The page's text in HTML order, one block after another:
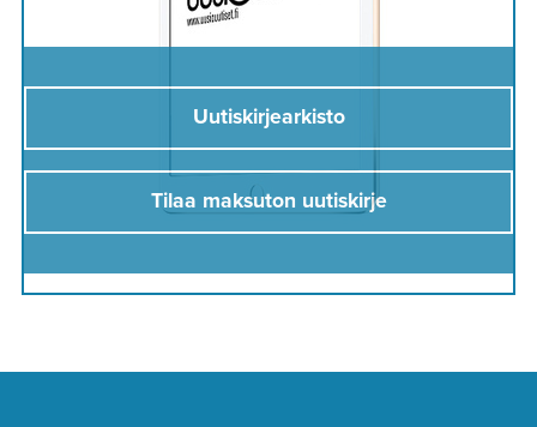
Uutiskirjearkisto
Tilaa maksuton uutiskirje